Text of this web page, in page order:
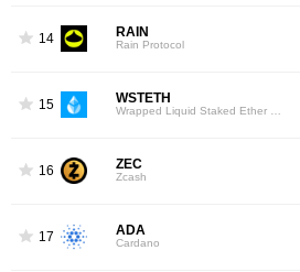
14 RAIN
Rain Protocol
15 WSTETH
16 ZEC
Zcash
17 ADA
Cardano